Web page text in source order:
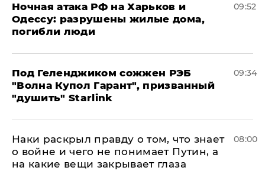
​Ночная атака РФ на Харьков и
Одессу: разрушены жилые дома,
погибли люди
09:52
Под Геленджиком сожжен РЭБ
"Волна Купол Гарант", призванный
"душить" Starlink
09:34
Наки раскрыл правду о том, что знает
о войне и чего не понимает Путин, а
на какие вещи закрывает глаза
08:00